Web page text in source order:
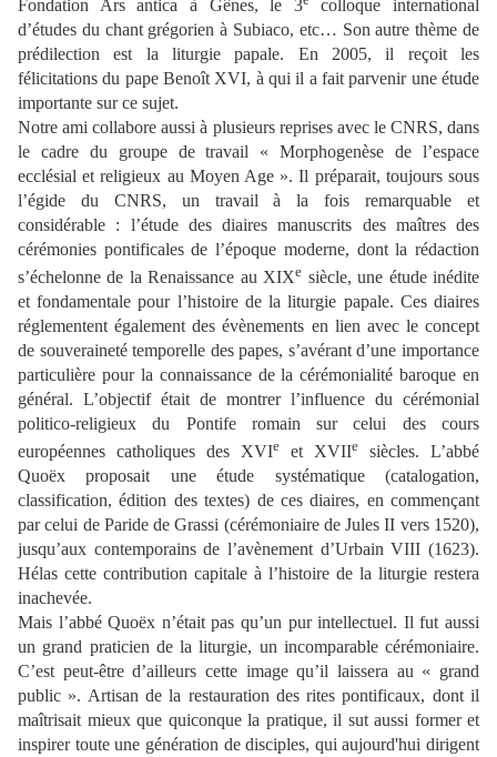
Fondation Ars antica à Gênes, le 3 colloque international
d’études du chant grégorien à Subiaco, etc… Son autre thème de
prédilection est la liturgie papale. En 2005, il reçoit les
félicitations du pape Benoît XVI, à qui il a fait parvenir une étude
importante sur ce sujet.
Notre ami collabore aussi à plusieurs reprises avec le CNRS, dans
le cadre du groupe de travail « Morphogenèse de l’espace
ecclésial et religieux au Moyen Age ». Il préparait, toujours sous
l’égide du CNRS, un travail à la fois remarquable et
considérable : l’étude des diaires manuscrits des maîtres des
cérémonies pontificales de l’époque moderne, dont la rédaction
s’échelonne de la Renaissance au XIXe siècle, une étude inédite
et fondamentale pour l’histoire de la liturgie papale. Ces diaires
réglementent également des évènements en lien avec le concept
de souveraineté temporelle des papes, s’avérant d’une importance
particulière pour la connaissance de la cérémonialité baroque en
général. L’objectif était de montrer l’influence du cérémonial
politico-religieux du Pontife romain sur celui des cours
européennes catholiques des XVIe et XVIIe siècles. L’abbé
Quoëx proposait une étude systématique (catalogation,
classification, édition des textes) de ces diaires, en commençant
par celui de Paride de Grassi (cérémoniaire de Jules II vers 1520),
jusqu’aux contemporains de l’avènement d’Urbain VIII (1623).
Hélas cette contribution capitale à l’histoire de la liturgie restera
inachevée.
Mais l’abbé Quoëx n’était pas qu’un pur intellectuel. Il fut aussi
un grand praticien de la liturgie, un incomparable cérémoniaire.
C’est peut-être d’ailleurs cette image qu’il laissera au « grand
public ». Artisan de la restauration des rites pontificaux, dont il
maîtrisait mieux que quiconque la pratique, il sut aussi former et
inspirer toute une génération de disciples, qui aujourd'hui dirigent